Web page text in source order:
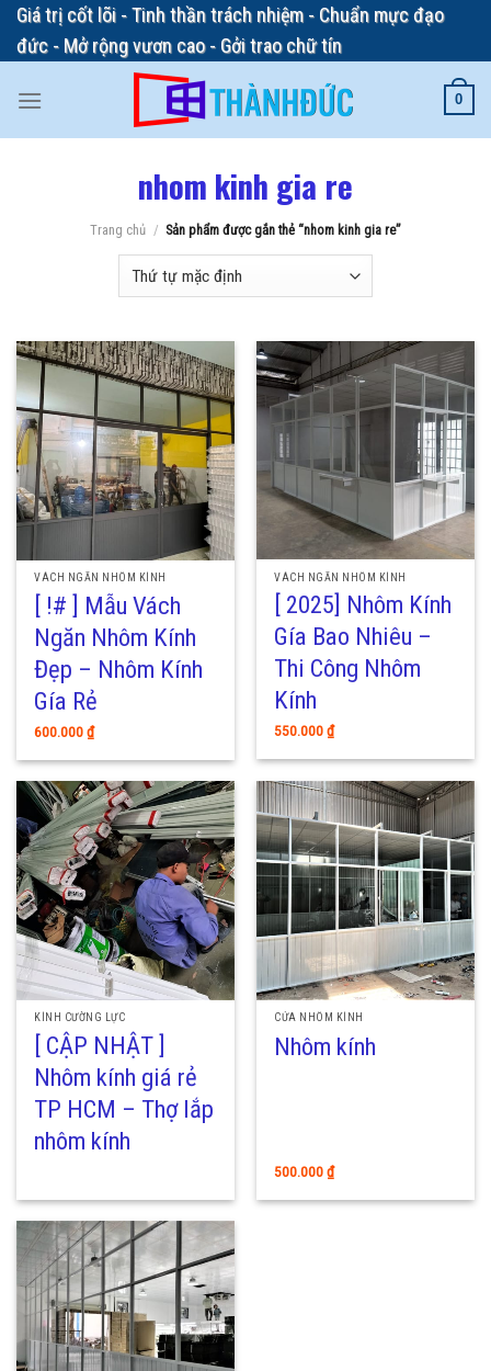
Skip
content
Giá trị cốt lõi - Tinh thần trách nhiệm - Chuẩn mực đạo
đức - Mở rộng vươn cao - Gởi trao chữ tín
0
nhom kinh gia re
Trang chủ / Sản phẩm được gắn thẻ “nhom kinh gia re”
VÁCH NGĂN NHÔM KÍNH
[ !# ] Mẫu Vách
Ngăn Nhôm Kính
Đẹp – Nhôm Kính
Gía Rẻ
600.000₫
VÁCH NGĂN NHÔM KÍNH
[ 2025] Nhôm Kính
Gía Bao Nhiêu –
Thi Công Nhôm
Kính
550.000₫
KÍNH CƯỜNG LỰC
[ CẬP NHẬT ]
Nhôm kính giá rẻ
TP HCM – Thợ lắp
nhôm kính
CỬA NHÔM KÍNH
Nhôm kính
500.000₫